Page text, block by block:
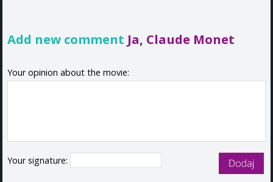
Add new comment Ja, Claude Monet
Your opinion about the movie:
Your signature: